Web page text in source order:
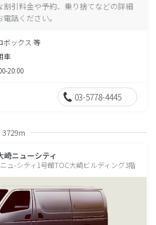
引料金や予約、乗り捨てなどの詳細
話ください。
ボックス 等
車
20:00
03-5778-4445
3729m
崎ニューシティ
ュ-シティ1号館TOC大崎ビルディング3階